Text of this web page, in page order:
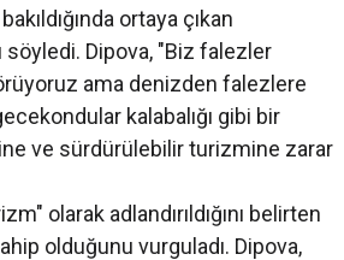
ortaya çıkan
söyledi. Dipova, "Biz falezler
ama denizden falezlere
kalabalığı gibi bir
ve sürdürülebilir turizmine zarar
olarak adlandırıldığını belirten
olduğunu vurguladı. Dipova,